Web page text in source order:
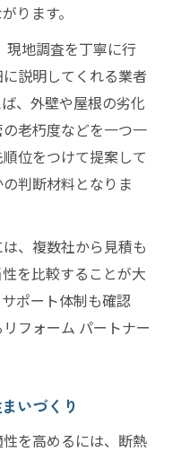
ります。
現地調査を丁寧に行
説明してくれる業者
、外壁や屋根の劣化
老朽度などを一つ一
位をつけて提案して
判断材料となりま
、複数社から見積も
を比較することが大
ポート体制も確認
フォーム パートナー
いづくり
を高めるには、断熱